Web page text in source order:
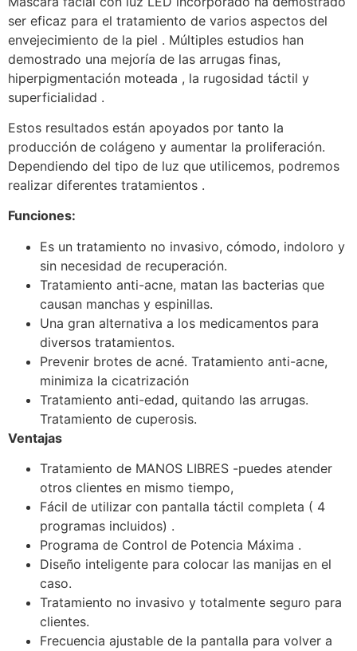
ser eficaz para el tratamiento de varios aspectos del
envejecimiento de la piel . Múltiples estudios han
demostrado una mejoría de las arrugas finas,
hiperpigmentación moteada , la rugosidad táctil y
superficialidad .
Estos resultados están apoyados por tanto la
producción de colágeno y aumentar la proliferación.
Dependiendo del tipo de luz que utilicemos, podremos
realizar diferentes tratamientos .
Funciones:
Es un tratamiento no invasivo, cómodo, indoloro y
sin necesidad de recuperación.
Tratamiento anti-acne, matan las bacterias que
causan manchas y espinillas.
Una gran alternativa a los medicamentos para
diversos tratamientos.
Prevenir brotes de acné. Tratamiento anti-acne,
minimiza la cicatrización
Tratamiento anti-edad, quitando las arrugas.
Tratamiento de cuperosis.
Ventajas
Tratamiento de MANOS LIBRES -puedes atender
otros clientes en mismo tiempo,
Fácil de utilizar con pantalla táctil completa ( 4
programas incluidos) .
Programa de Control de Potencia Máxima .
Diseño inteligente para colocar las manijas en el
caso.
Tratamiento no invasivo y totalmente seguro para
clientes.
Frecuencia ajustable de la pantalla para volver a